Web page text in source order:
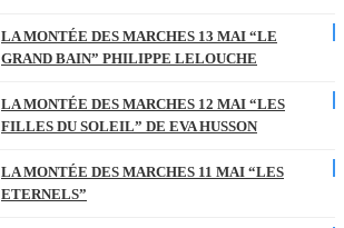
LA MONTÉE DES MARCHES 13 MAI “LE
GRAND BAIN” PHILIPPE LELOUCHE
LA MONTÉE DES MARCHES 12 MAI “LES
FILLES DU SOLEIL” DE EVA HUSSON
LA MONTÉE DES MARCHES 11 MAI “LES
ETERNELS”